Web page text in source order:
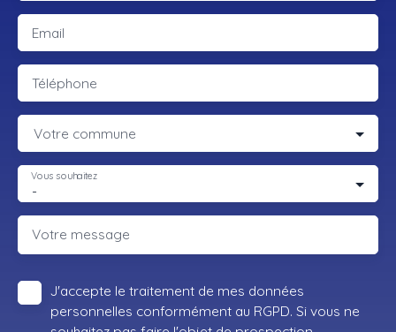
Email
Téléphone
Votre commune
-
Vous souhaitez
Votre message
J'accepte le traitement de mes données
personnelles conformément au RGPD. Si vous ne